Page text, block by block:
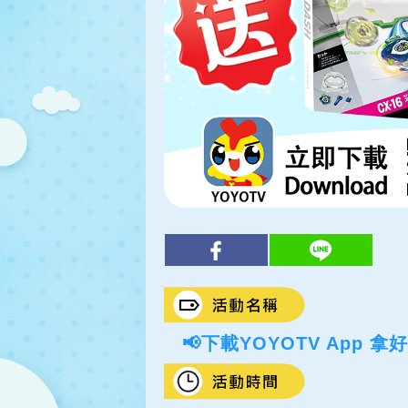
📢下載YOYOTV App 拿